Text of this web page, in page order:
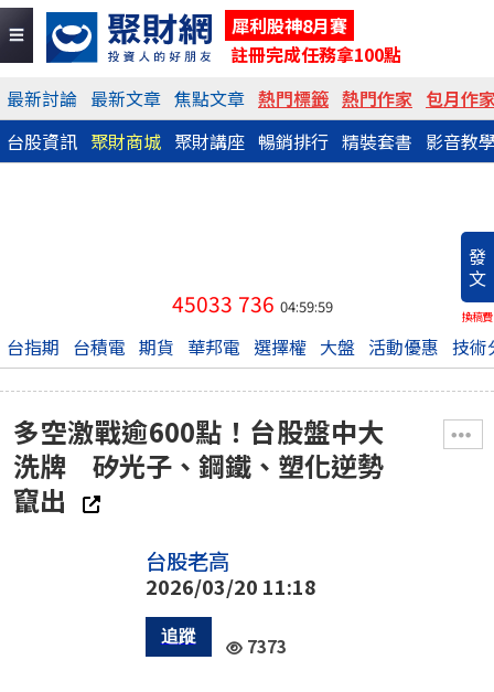
犀利股神8月賽
註冊完成任務拿100點
最新討論 最新文章 焦點文章 熱門標籤 熱門作家 包月作
台股資訊 聚財商城 聚財講座 暢銷排行 精裝套書 影音教
發
文
換稿費
45033 736 04:59:59
台指期 台積電 期貨 華邦電 選擇權 大盤 活動優惠 技術
多空激戰逾600點！台股盤中大
洗牌 矽光子、鋼鐵、塑化逆勢
竄出
台股老高
2026/03/20 11:18
7373